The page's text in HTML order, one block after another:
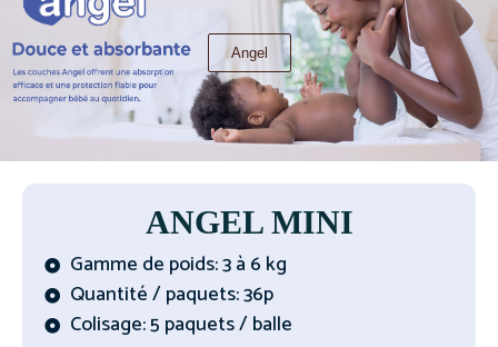
Angel
ANGEL MINI
Gamme de poids: 3 à 6 kg
Quantité / paquets: 36p
Colisage: 5 paquets / balle